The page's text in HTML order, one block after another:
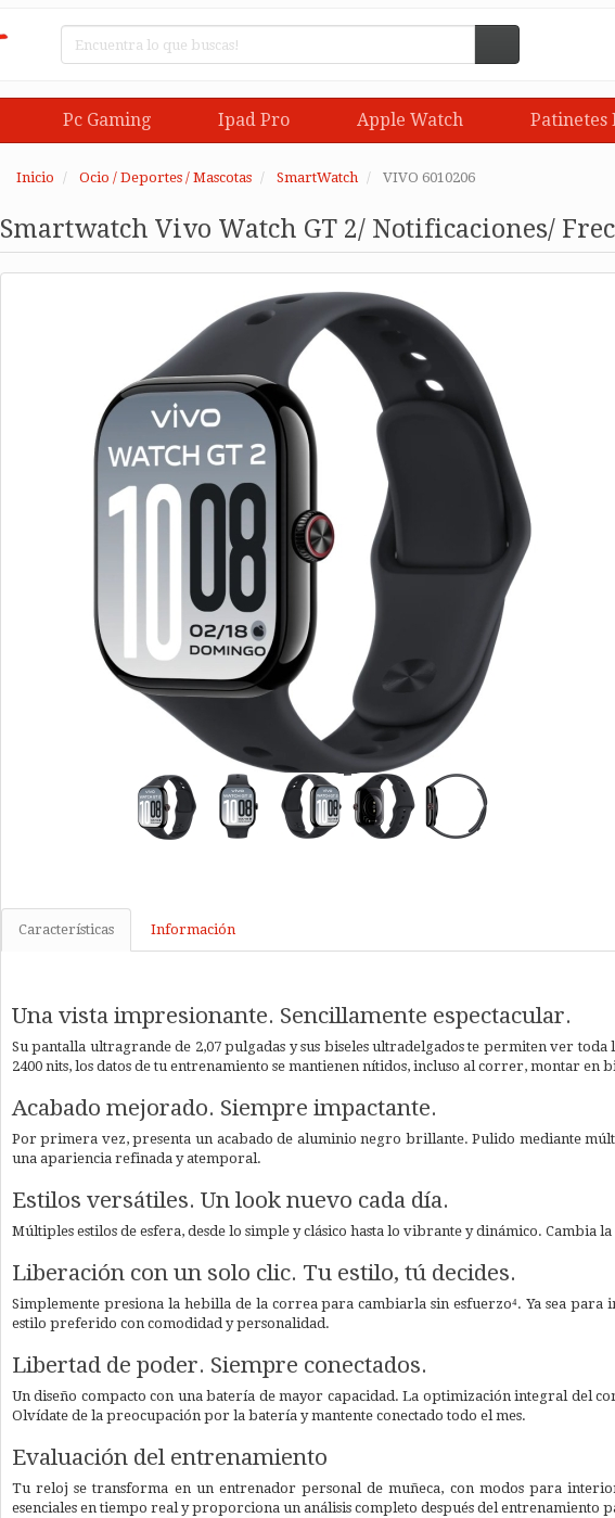
Pc Gaming Ipad Pro Apple Watch Patinetes
Inicio Ocio / Deportes / Mascotas SmartWatch VIVO 6010206
Smartwatch Vivo Watch GT 2/ Notificaciones/
Características Información
Una vista impresionante. Sencillamente espectacular.
Su pantalla ultragrande de 2,07 pulgadas y sus biseles ultradelgados te permiten ver
2400 nits, los datos de tu entrenamiento se mantienen nítidos, incluso al correr, montar en
Acabado mejorado. Siempre impactante.
Por primera vez, presenta un acabado de aluminio negro brillante. Pulido mediante
una apariencia refinada y atemporal.
Estilos versátiles. Un look nuevo cada día.
Múltiples estilos de esfera, desde lo simple y clásico hasta lo vibrante y dinámico. Cambia
Liberación con un solo clic. Tu estilo, tú decides.
Simplemente presiona la hebilla de la correa para cambiarla sin esfuerzo⁴. Ya sea
estilo preferido con comodidad y personalidad.
Libertad de poder. Siempre conectados.
Un diseño compacto con una batería de mayor capacidad. La optimización integral del
Olvídate de la preocupación por la batería y mantente conectado todo el mes.
Evaluación del entrenamiento
Tu reloj se transforma en un entrenador personal de muñeca, con modos para
esenciales en tiempo real y proporciona un análisis completo después del entrenamiento